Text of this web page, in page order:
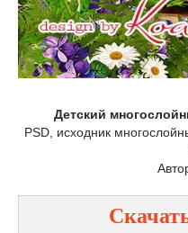
Детский
PSD, исходник